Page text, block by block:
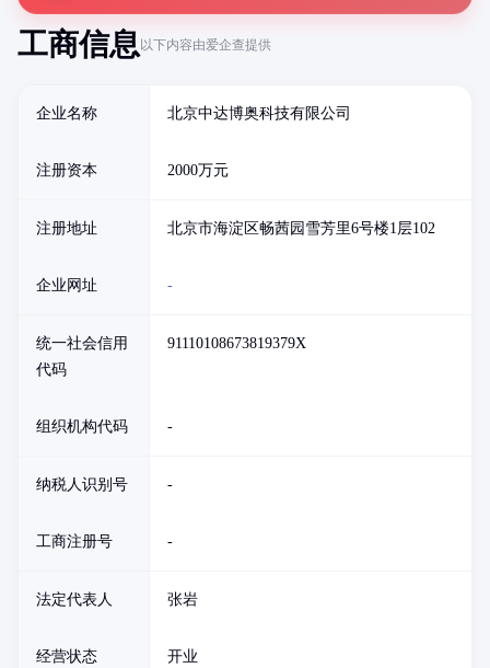
工商信息以下内容由爱企查提供
企业名称 北京中达博奥科技有限公司
注册资本 2000万元
注册地址 北京市海淀区畅茜园雪芳里6号楼1层102
企业网址 -
统一社会信用
代码
91110108673819379X
组织机构代码 -
纳税人识别号 -
工商注册号 -
法定代表人 张岩
经营状态 开业